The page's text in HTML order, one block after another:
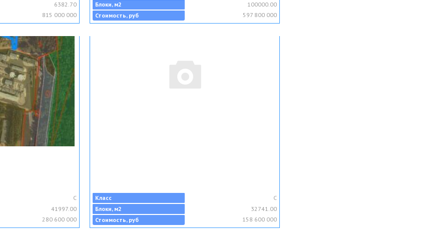
6382.70
815 000 000
Блоки, м2
100000.00
Стоимость, руб
597 800 000
C
41997.00
280 600 000
Класс
C
Блоки, м2
32741.00
Стоимость, руб
158 600 000